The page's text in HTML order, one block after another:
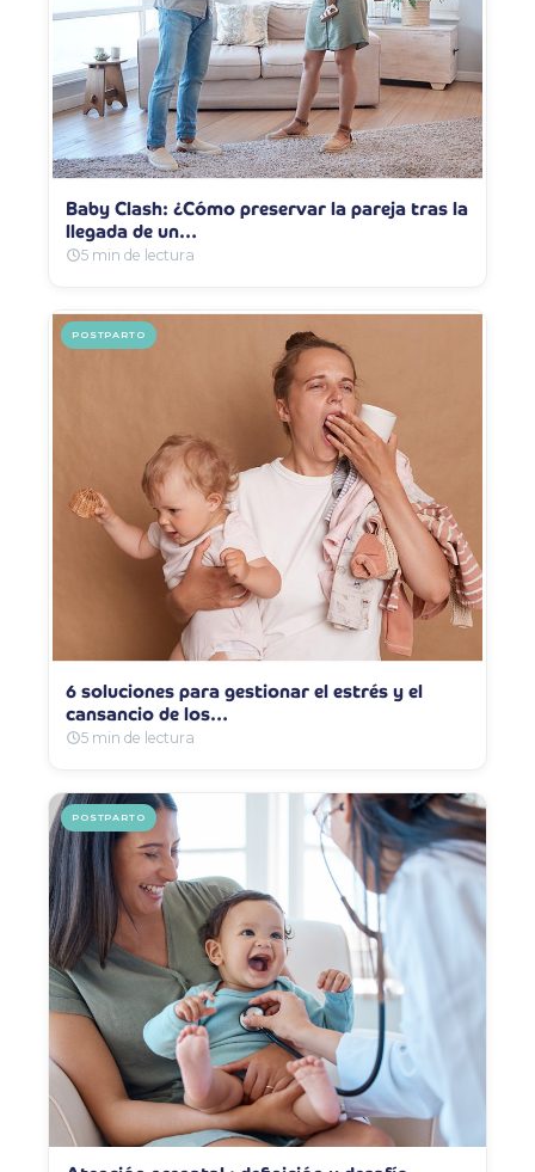
Baby Clash: ¿Cómo preservar la pareja tras la
llegada de un…
5 min de lectura
POSTPARTO
6 soluciones para gestionar el estrés y el
cansancio de los…
5 min de lectura
POSTPARTO